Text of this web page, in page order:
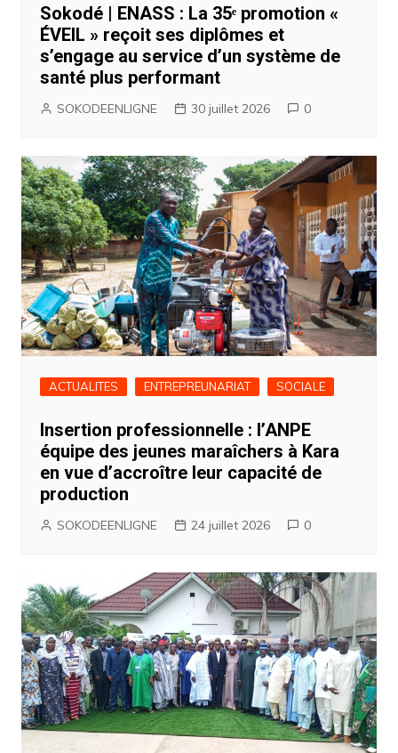
Sokodé | ENASS : La 35ᵉ promotion «
ÉVEIL » reçoit ses diplômes et
s’engage au service d’un système de
santé plus performant
SOKODEENLIGNE 30 juillet 2026 0
ACTUALITES ENTREPREUNARIAT SOCIALE
Insertion professionnelle : l’ANPE
équipe des jeunes maraîchers à Kara
en vue d’accroître leur capacité de
production
SOKODEENLIGNE 24 juillet 2026 0